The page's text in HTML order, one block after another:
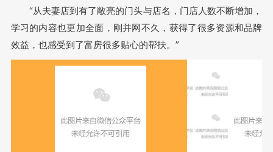
“从夫妻店到有了敞亮的门头与店名，门店人数不断增加，
学习的内容也更加全面，刚并网不久，获得了很多资源和品牌
效益，也感受到了富房很多贴心的帮扶。”